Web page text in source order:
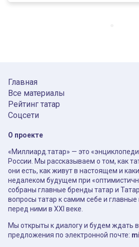
Главная
Все материалы
Рейтинг татар
Соцсети
О проекте
«Миллиард.татар» — это
России. Мы рассказываем о том, как
они есть, как живут в настоящем и
недалеком будущем при
собраны главные бренды татар и
вопросы татар к самим себе и
перед ними в XXI веке.
Мы открыты к диалогу и будем ждать
предложения по электронной почте: